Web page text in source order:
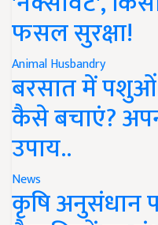
फसल सुरक्षा!
Animal Husbandry
बरसात में पशुओं
कैसे बचाएं?
उपाय..
News
कृषि अनुसंधान